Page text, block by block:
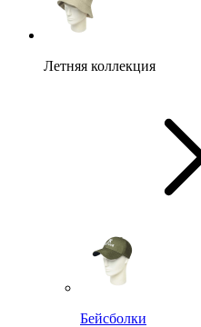
Летняя коллекция
Бейсболки